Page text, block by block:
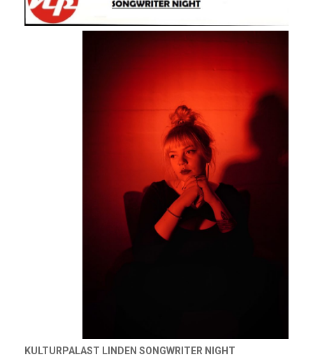
KULTURPALAST LINDEN SONGWRITER NIGHT